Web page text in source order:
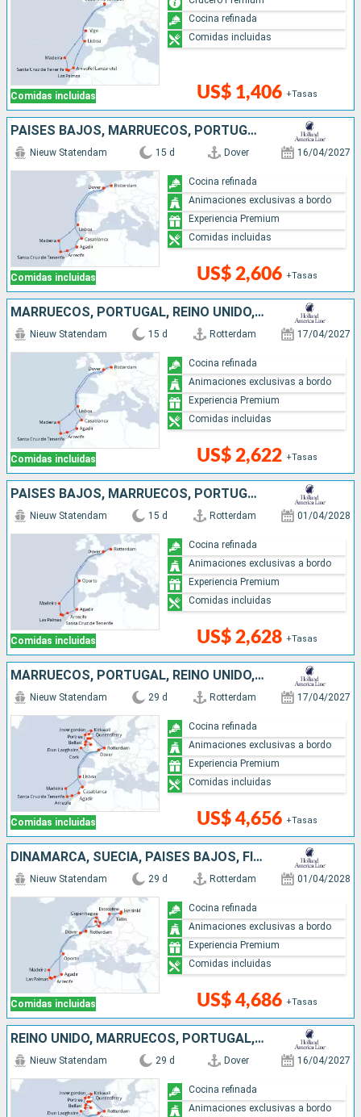
Comidas incluidas US$ 1,406 +Tasas
Cocina refinada
Comidas incluidas
PAISES BAJOS, MARRUECOS, PORTUGAL, REINO UNIDO
Comidas incluidas
Nieuw Statendam 15 d Dover 16/04/2027
US$ 2,606 +Tasas
Cocina refinada
Animaciones exclusivas a bordo
Experiencia Premium
Comidas incluidas
MARRUECOS, PORTUGAL, REINO UNIDO, PAISES BAJOS
Comidas incluidas
Nieuw Statendam 15 d Rotterdam 17/04/2027
US$ 2,622 +Tasas
Cocina refinada
Animaciones exclusivas a bordo
Experiencia Premium
Comidas incluidas
PAISES BAJOS, MARRUECOS, PORTUGAL, REINO UNIDO
Comidas incluidas
Nieuw Statendam 15 d Rotterdam 01/04/2028
US$ 2,628 +Tasas
Cocina refinada
Animaciones exclusivas a bordo
Experiencia Premium
Comidas incluidas
MARRUECOS, PORTUGAL, REINO UNIDO, IRLANDA, PAISES BAJOS
Comidas incluidas
Nieuw Statendam 29 d Rotterdam 17/04/2027
US$ 4,656 +Tasas
Cocina refinada
Animaciones exclusivas a bordo
Experiencia Premium
Comidas incluidas
DINAMARCA, SUECIA, PAISES BAJOS, FINLANDIA, MARRUECOS, ALEMANIA, PORTUGAL, REINO UNIDO, ESTONIA
Comidas incluidas
Nieuw Statendam 29 d Rotterdam 01/04/2028
US$ 4,686 +Tasas
Cocina refinada
Animaciones exclusivas a bordo
Experiencia Premium
Comidas incluidas
REINO UNIDO, MARRUECOS, PORTUGAL, PAISES BAJOS, IRLANDA
Nieuw Statendam 29 d Dover 16/04/2027
Cocina refinada
Animaciones exclusivas a bordo